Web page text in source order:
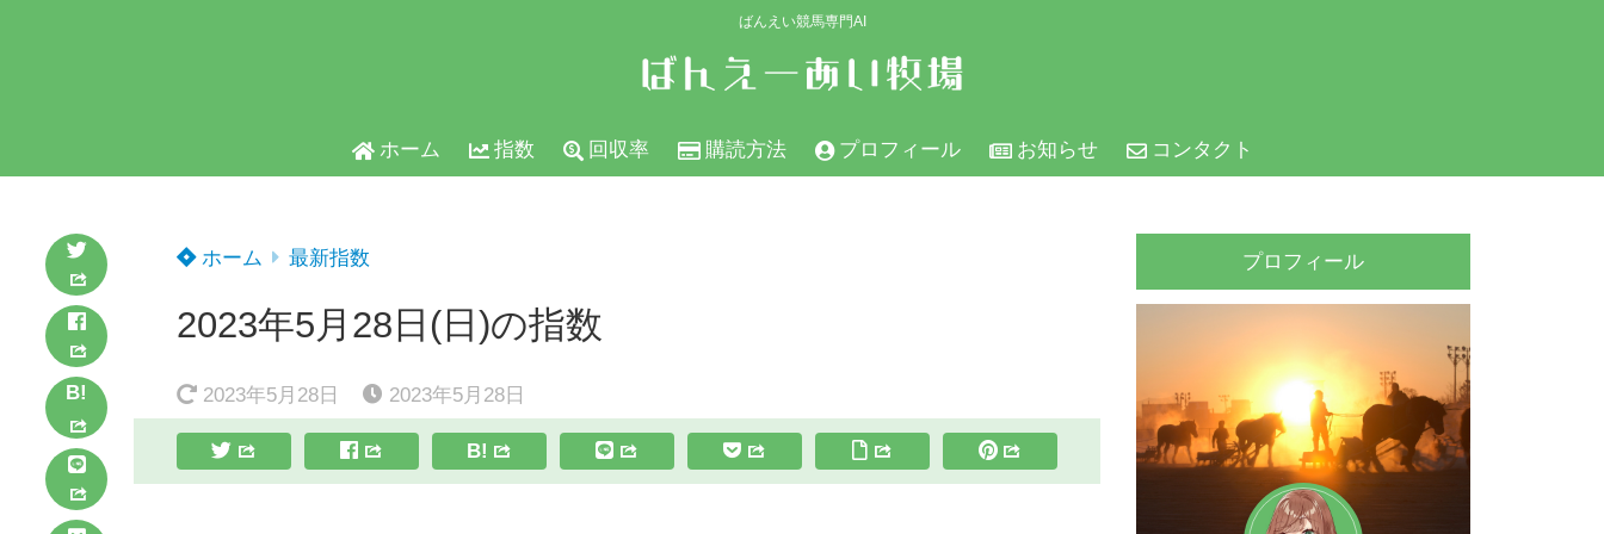
ばんえい競馬専門AI
ホーム 指数 回収率 購読方法 プロフィール お知らせ コンタクト
B!
ホーム 最新指数
2023年5月28日(日)の指数
2023年5月28日 2023年5月28日
B!
プロフィール